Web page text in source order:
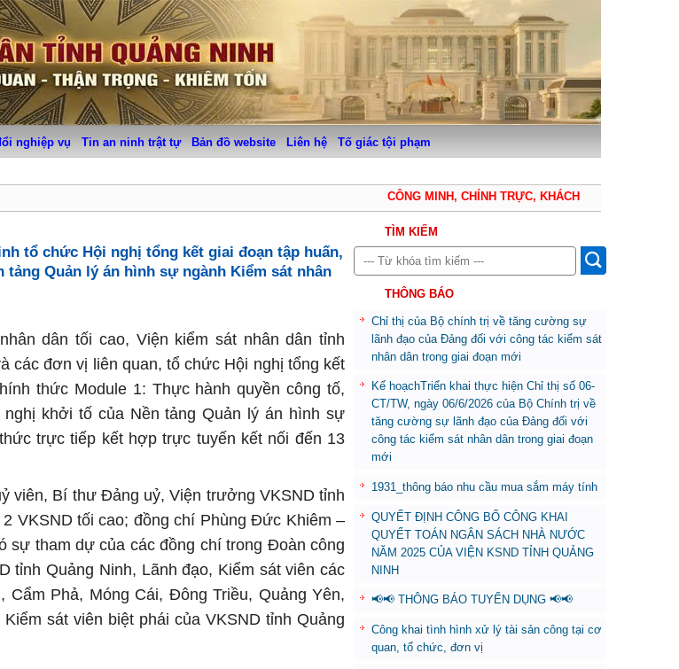
nghiệp vụ Tin an ninh trật tự Bản đồ website Liên hệ Tố giác tội phạm
CÔNG MINH, CHÍNH TRỰC, KHÁCH QUAN, THẬN
tổ chức Hội nghị tổng kết giai đoạn tập huấn,
Quản lý án hình sự ngành Kiểm sát nhân
dân tối cao, Viện kiểm sát nhân dân tỉnh
các đơn vị liên quan, tổ chức Hội nghị tổng kết
thức Module 1: Thực hành quyền công tố,
khởi tố của Nền tảng Quản lý án hình sự
trực tiếp kết hợp trực tuyến kết nối đến 13
viên, Bí thư Đảng uỷ, Viện trưởng VKSND tỉnh
VKSND tối cao; đồng chí Phùng Đức Khiêm –
sự tham dự của các đồng chí trong Đoàn công
tỉnh Quảng Ninh, Lãnh đạo, Kiểm sát viên các
Phả, Móng Cái, Đông Triều, Quảng Yên,
sát viên biệt phái của VKSND tỉnh Quảng
TÌM KIẾM
THÔNG BÁO
Chỉ thị của Bộ chính trị về tăng cường sự
lãnh đạo của Đảng đối với công tác kiểm sát
nhân dân trong giai đoạn mới
Kế hoạchTriển khai thực hiện Chỉ thị số 06-
CT/TW, ngày 06/6/2026 của Bộ Chính trị về
tăng cường sự lãnh đạo của Đảng đối với
công tác kiểm sát nhân dân trong giai đoạn
mới
1931_thông báo nhu cầu mua sắm máy tính
QUYẾT ĐỊNH CÔNG BỐ CÔNG KHAI
QUYẾT TOÁN NGÂN SÁCH NHÀ NƯỚC
NĂM 2025 CỦA VIỆN KSND TỈNH QUẢNG
NINH
📢📢 THÔNG BÁO TUYỂN DỤNG 📢📢
Công khai tình hình xử lý tài sản công tại cơ
quan, tổ chức, đơn vị